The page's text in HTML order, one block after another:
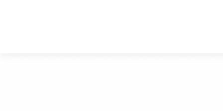
Ich entwickle individuelle Website und